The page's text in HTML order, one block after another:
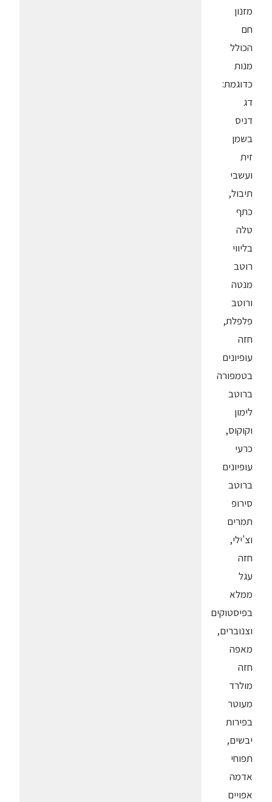
מזנון
חם
הכולל
מנות
כדוגמת:
דג
דניס
בשמן
זית
ועשבי
תיבול,
כתף
טלה
בליווי
רוטב
מנטה
ורוטב
פלפלת,
חזה
עופיונים
בטמפורה
ברוטב
לימון
וקוקוס,
כרעי
עופיונים
ברוטב
סירופ
תמרים
וצ'ילי,
חזה
עגל
ממלא
בפיסטוקים
וצנוברים,
מאפה
חזה
מולרד
מעוטר
בפירות
יבשים,
תפוחי
אדמה
אפויים